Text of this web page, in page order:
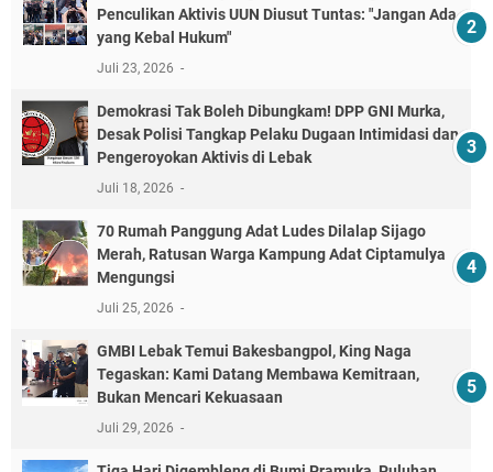
Penculikan Aktivis UUN Diusut Tuntas: "Jangan Ada
yang Kebal Hukum"
Juli 23, 2026
Demokrasi Tak Boleh Dibungkam! DPP GNI Murka,
Desak Polisi Tangkap Pelaku Dugaan Intimidasi dan
Pengeroyokan Aktivis di Lebak
Juli 18, 2026
70 Rumah Panggung Adat Ludes Dilalap Sijago
Merah, Ratusan Warga Kampung Adat Ciptamulya
Mengungsi
Juli 25, 2026
GMBI Lebak Temui Bakesbangpol, King Naga
Tegaskan: Kami Datang Membawa Kemitraan,
Bukan Mencari Kekuasaan
Juli 29, 2026